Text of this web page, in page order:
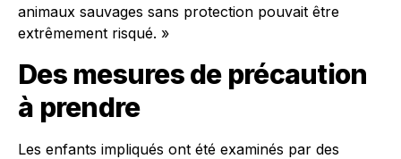
animaux sauvages sans protection pouvait être
extrêmement risqué. »
Des mesures de précaution
à prendre
Les enfants impliqués ont été examinés par des